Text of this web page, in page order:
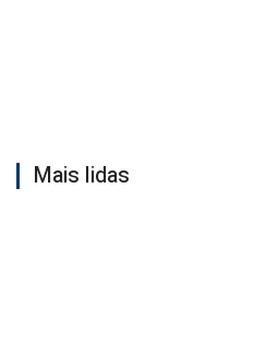
Mais lidas